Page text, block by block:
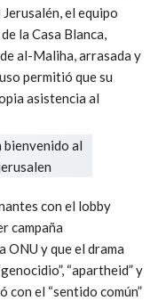
el equipo
la Casa Blanca,
al-Maliha, arrasada y
permitió que su
asistencia al
con el lobby
campaña
ONU y que el drama
“apartheid” y
con el “sentido común”